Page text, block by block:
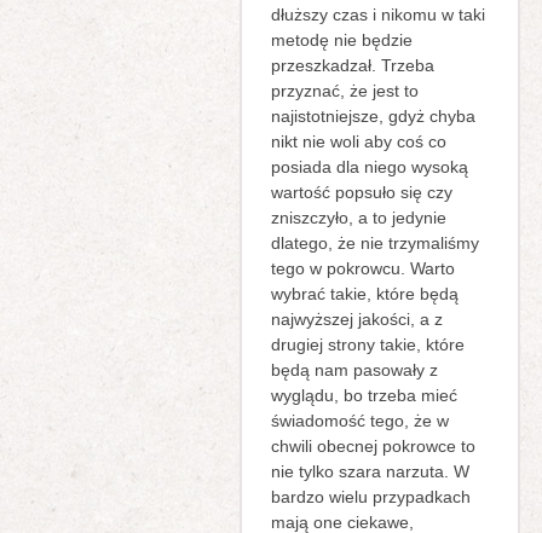
dłuższy czas i nikomu w taki
metodę nie będzie
przeszkadzał. Trzeba
przyznać, że jest to
najistotniejsze, gdyż chyba
nikt nie woli aby coś co
posiada dla niego wysoką
wartość popsuło się czy
zniszczyło, a to jedynie
dlatego, że nie trzymaliśmy
tego w pokrowcu. Warto
wybrać takie, które będą
najwyższej jakości, a z
drugiej strony takie, które
będą nam pasowały z
wyglądu, bo trzeba mieć
świadomość tego, że w
chwili obecnej pokrowce to
nie tylko szara narzuta. W
bardzo wielu przypadkach
mają one ciekawe,